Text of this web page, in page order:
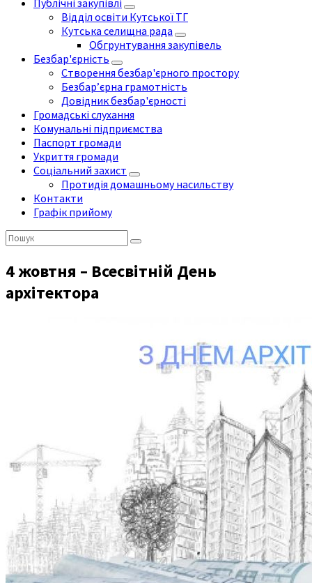
Публічні закупівлі
Відділ освіти Кутської ТГ
Кутська селищна рада
Обгрунтування закупівель
Безбар'єрність
Створення безбар'єрного простору
Безбар’єрна грамотність
Довідник безбар'єрності
Громадські слухання
Комунальні підприємства
Паспорт громади
Укриття громади
Соціальний захист
Протидія домашньому насильству
Контакти
Графік прийому
Пошук:
4 жовтня – Всесвітній День
архітектора